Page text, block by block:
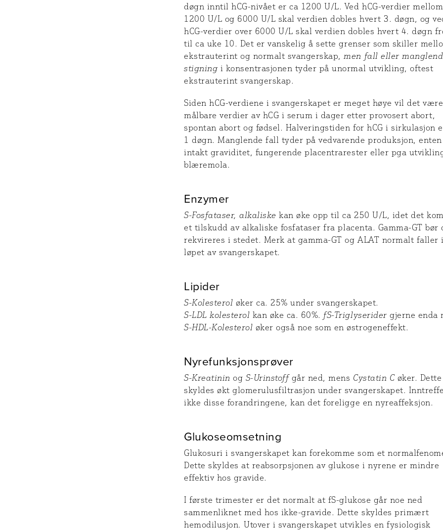
døgn inntil hCG-nivået er ca 1200 U/L. Ved hCG-verdier mellom
1200 U/L og 6000 U/L skal verdien dobles hvert 3. døgn, og
hCG-verdier over 6000 U/L skal verdien dobles hvert 4. døgn
til ca uke 10. Det er vanskelig å sette grenser som skiller
ekstrauterint og normalt svangerskap,men fall eller
stigning i konsentrasjonen tyder på unormal utvikling, oftest
ekstrauterint svangerskap.
Siden hCG-verdiene i svangerskapet er meget høye vil det være
målbare verdier av hCG i serum i dager etter provosert abort,
spontan abort og fødsel. Halveringstiden for hCG i sirkulasjon
1 døgn. Manglende fall tyder på vedvarende produksjon,
intakt graviditet, fungerende placentrarester eller pga
blæremola.
Enzymer
S-Fosfataser, alkaliske kan øke opp til ca 250 U/L, idet det
et tilskudd av alkaliske fosfataser fra placenta. Gamma-GT bør
rekvireres i stedet. Merk at gamma-GT og ALAT normalt faller i
løpet av svangerskapet.
Lipider
S-Kolesterol øker ca. 25% under svangerskapet.
S-LDL kolesterol kan øke ca. 60%. fS-Triglyseridergjerne enda
S-HDL-Kolesterol øker også noe som en østrogeneffekt.
Nyrefunksjonsprøver
S-Kreatinin og S-Urinstoffgår ned, mens Cystatin Cøker. Dette
skyldes økt glomerulusfiltrasjon under svangerskapet.
ikke disse forandringene, kan det foreligge en nyreaffeksjon.
Glukoseomsetning
Glukosuri i svangerskapet kan forekomme som et
Dette skyldes at reabsorpsjonen av glukose i nyrene er mindre
effektiv hos gravide.
I første trimester er det normalt at fS-glukose går noe ned
sammenliknet med hos ikke-gravide. Dette skyldes primært
hemodilusjon. Utover i svangerskapet utvikles en fysiologisk